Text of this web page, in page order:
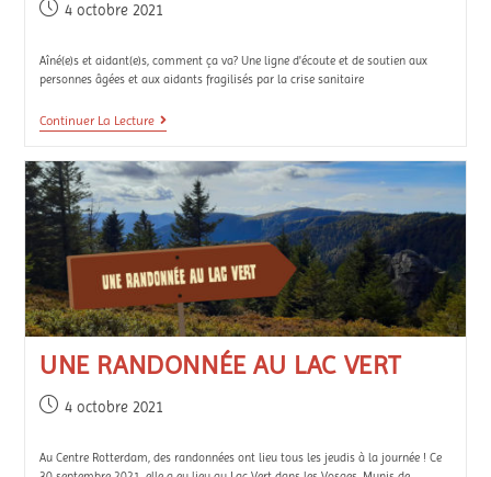
4 octobre 2021
Aîné(e)s et aidant(e)s, comment ça va? Une ligne d'écoute et de soutien aux
personnes âgées et aux aidants fragilisés par la crise sanitaire
Continuer La Lecture
UNE RANDONNÉE AU LAC VERT
4 octobre 2021
Au Centre Rotterdam, des randonnées ont lieu tous les jeudis à la journée ! Ce